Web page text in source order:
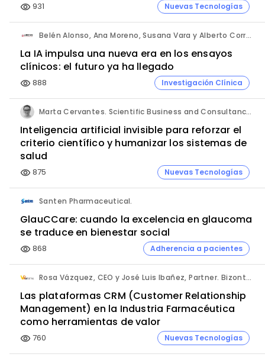
visibility 931 Nuevas Tecnologías
Belén Alonso, Ana Moreno, Susana Vara y Alberto Corral. Apices.
La IA impulsa una nueva era en los ensayos
clínicos: el futuro ya ha llegado
visibility 888 Investigación Clínica
Marta Cervantes. Scientific Business and Consultancy. Punta Alta.
Inteligencia artificial invisible para reforzar el
criterio científico y humanizar los sistemas de
salud
visibility 875 Nuevas Tecnologías
Santen Pharmaceutical.
GlauCCare: cuando la excelencia en glaucoma
se traduce en bienestar social
visibility 868 Adherencia a pacientes
Rosa Vázquez, CEO y José Luis Ibañez, Partner. Bizontop Group, SL.
Las plataformas CRM (Customer Relationship
Management) en la Industria Farmacéutica
como herramientas de valor
visibility 760 Nuevas Tecnologías